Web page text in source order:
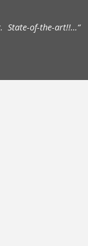
State-of-the-art!!…“